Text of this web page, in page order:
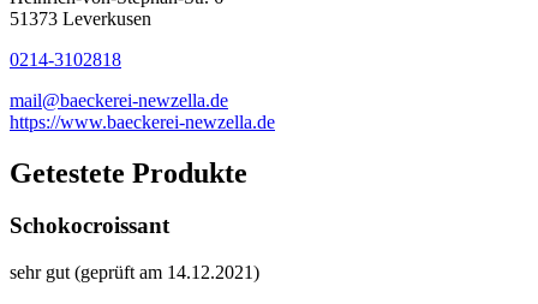
51373 Leverkusen
0214-3102818
mail@baeckerei-newzella.de
https://www.baeckerei-newzella.de
Getestete Produkte
Schokocroissant
sehr gut (geprüft am 14.12.2021)